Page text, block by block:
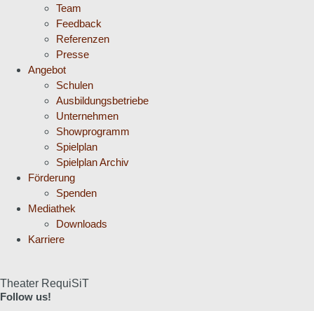
Team
Feedback
Referenzen
Presse
Angebot
Schulen
Ausbildungsbetriebe
Unternehmen
Showprogramm
Spielplan
Spielplan Archiv
Förderung
Spenden
Mediathek
Downloads
Karriere
Theater RequiSiT
Follow us!